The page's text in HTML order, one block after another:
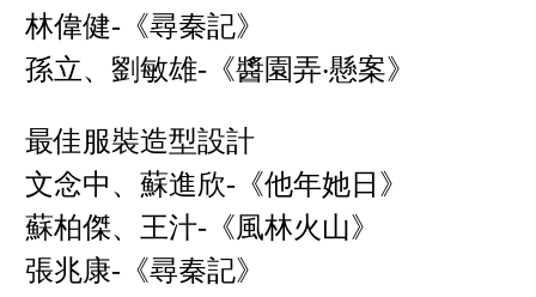
林偉健-《尋秦記》
孫立、劉敏雄-《醬園弄‧懸案》
最佳服裝造型設計
文念中、蘇進欣-《他年她日》
蘇柏傑、王汁-《風林火山》
張兆康-《尋秦記》